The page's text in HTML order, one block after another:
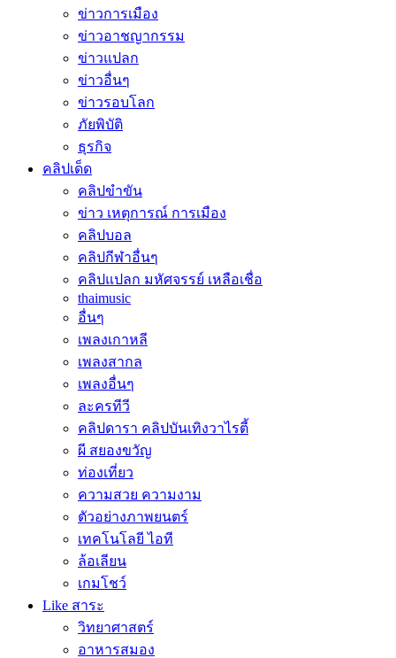
ข่าวการเมือง
ข่าวอาชญากรรม
ข่าวแปลก
ข่าวอื่นๆ
ข่าวรอบโลก
ภัยพิบัติ
ธุรกิจ
คลิปเด็ด
คลิปขำขัน
ข่าว เหตุการณ์ การเมือง
คลิปบอล
คลิปกีฬาอื่นๆ
คลิปแปลก มหัศจรรย์ เหลือเชื่อ
thaimusic
อื่นๆ
เพลงเกาหลี
เพลงสากล
เพลงอื่นๆ
ละครทีวี
คลิปดารา คลิปบันเทิงวาไรตี้
ผี สยองขวัญ
ท่องเที่ยว
ความสวย ความงาม
ตัวอย่างภาพยนตร์
เทคโนโลยี ไอที
ล้อเลียน
เกมโชว์
Like สาระ
วิทยาศาสตร์
อาหารสมอง